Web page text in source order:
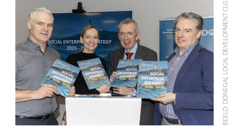
BEELD: DONEGAL LOCAL DEVELOPMENT CLG